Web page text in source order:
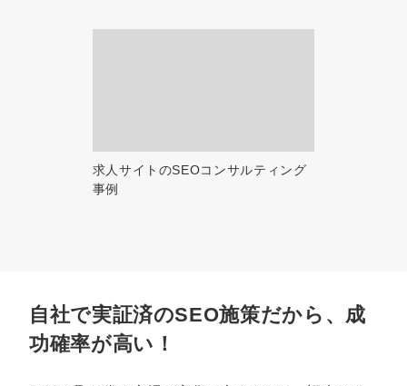
求人サイトのSEOコンサルティング
事例
自社で実証済のSEO施策だから、成
功確率が高い！